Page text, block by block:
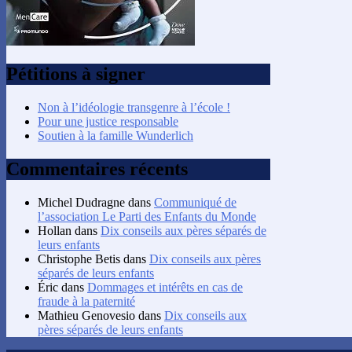
Pétitions à signer
Non à l’idéologie transgenre à l’école !
Pour une justice responsable
Soutien à la famille Wunderlich
Commentaires récents
Michel Dudragne dans Communiqué de
l’association Le Parti des Enfants du Monde
Hollan dans Dix conseils aux pères séparés de
leurs enfants
Christophe Betis dans Dix conseils aux pères
séparés de leurs enfants
Éric dans Dommages et intérêts en cas de
fraude à la paternité
Mathieu Genovesio dans Dix conseils aux
pères séparés de leurs enfants